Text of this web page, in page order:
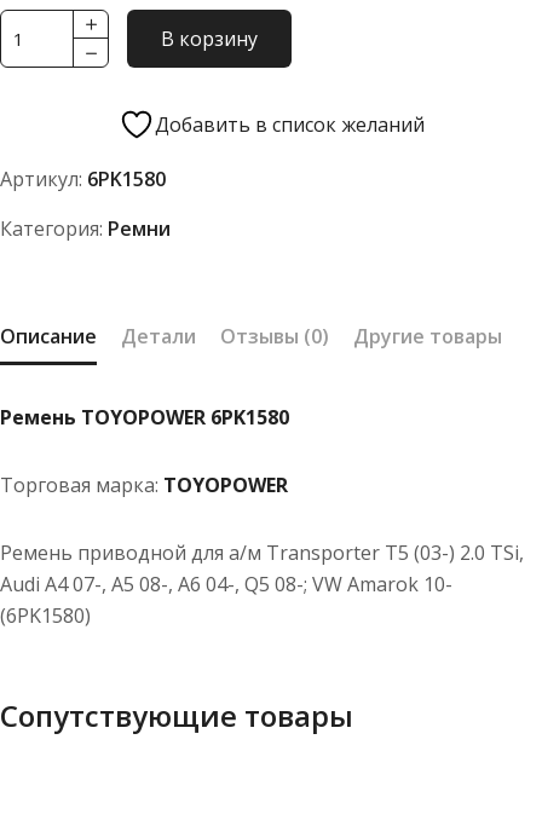
Количество
товара
В корзину
Добавить в список желаний
Артикул: 6PK1580
Категория: Ремни
Описание Детали Отзывы (0) Другие товары
Ремень TOYOPOWER 6PK1580
Торговая марка: TOYOPOWER
Ремень приводной для а/м Transporter T5 (03-) 2.0 TSi,
Audi A4 07-, A5 08-, A6 04-, Q5 08-; VW Amarok 10-
(6PK1580)
Сопутствующие товары